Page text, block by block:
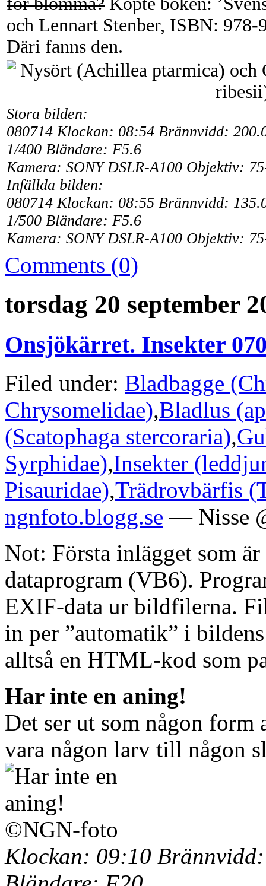
och Lennart Stenber, ISBN:
Däri fanns den.
Stora bilden:
080714 Klockan: 08:54 Brännvidd:
1/400 Bländare: F5.6
Kamera: SONY DSLR-A100 Objektiv:
Infällda bilden:
080714 Klockan: 08:55 Brännvidd:
1/500 Bländare: F5.6
Kamera: SONY DSLR-A100 Objektiv:
Comments (0)
torsdag 20 september
Onsjökärret. Insekter
Filed under: Bladbagge
Chrysomelidae),Bladlus
(Scatophaga stercoraria),
Syrphidae),Insekter
Pisauridae),Trädrovbärfis
ngnfoto.blogg.se — Nisse
Not: Första inlägget som
dataprogram (VB6).
EXIF-data ur bildfilerna.
in per ”automatik” i
alltså en HTML-kod som
Har inte en aning!
Det ser ut som någon
vara någon larv till någon
Klockan: 09:10